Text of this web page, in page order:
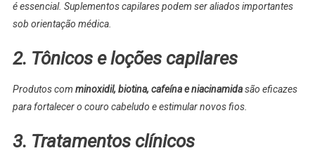
é essencial. Suplementos capilares podem ser aliados importantes
sob orientação médica.
2. Tônicos e loções capilares
Produtos com minoxidil, biotina, cafeína e niacinamidasão eficazes
para fortalecer o couro cabeludo e estimular novos fios.
3. Tratamentos clínicos